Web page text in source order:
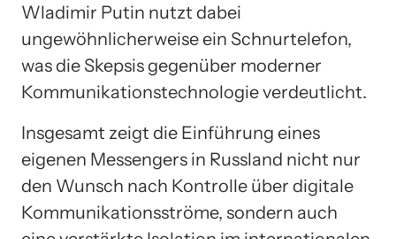
Wladimir Putin nutzt dabei
ungewöhnlicherweise ein Schnurtelefon,
was die Skepsis gegenüber moderner
Kommunikationstechnologie verdeutlicht.
Insgesamt zeigt die Einführung eines
eigenen Messengers in Russland nicht nur
den Wunsch nach Kontrolle über digitale
Kommunikationsströme, sondern auch